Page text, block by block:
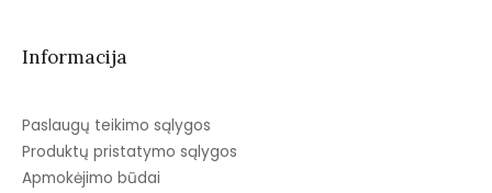
Informacija
Paslaugų teikimo sąlygos
Produktų pristatymo sąlygos
Apmokėjimo būdai